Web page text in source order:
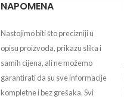
NAPOMENA
Nastojimo biti što precizniji u
opisu proizvoda, prikazu slika i
samih cijena, ali ne možemo
garantirati da su sve informacije
kompletne i bez grešaka. Svi